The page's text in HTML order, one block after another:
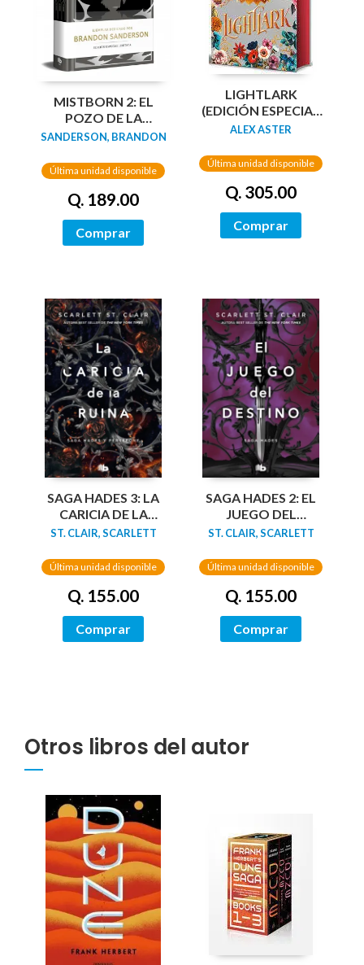
MISTBORN 2: EL
POZO DE LA
ASCENSION
SANDERSON, BRANDON
Última unidad disponible
Q. 189.00
Comprar
LIGHTLARK
(EDICIÓN ESPECIAL
CANTOS
ALEX ASTER
Última unidad disponible
Q. 305.00
Comprar
SAGA HADES 3: LA
CARICIA DE LA
RUINA
ST. CLAIR, SCARLETT
Última unidad disponible
Q. 155.00
Comprar
SAGA HADES 2: EL
JUEGO DEL
DESTINO
ST. CLAIR, SCARLETT
Última unidad disponible
Q. 155.00
Comprar
Otros libros del autor